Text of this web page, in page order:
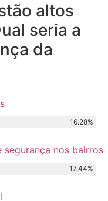
altos
seria a
da
16.28%
segurança nos bairros
17.44%